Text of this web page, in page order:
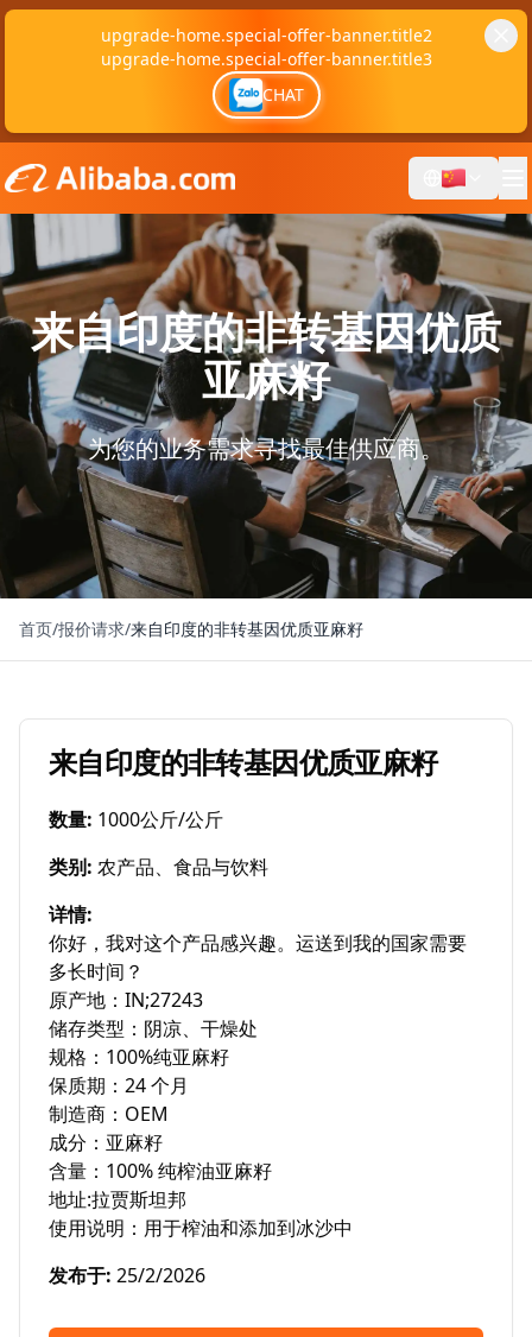
upgrade-home.special-offer-banner.title2
upgrade-home.special-offer-banner.title3
CHAT
来自印度的非转基因优质
亚麻籽
为您的业务需求寻找最佳供应商。
首页/报价请求/来自印度的非转基因优质亚麻籽
来自印度的非转基因优质亚麻籽
数量: 1000公斤/公斤
类别: 农产品、食品与饮料
详情:
你好，我对这个产品感兴趣。运送到我的国家需要
多长时间？
原产地：IN;27243
储存类型：阴凉、干燥处
规格：100%纯亚麻籽
保质期：24 个月
制造商：OEM
成分：亚麻籽
含量：100% 纯榨油亚麻籽
地址:拉贾斯坦邦
使用说明：用于榨油和添加到冰沙中
发布于: 25/2/2026